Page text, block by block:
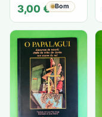
HIGHSMITH
3,00 € Bom